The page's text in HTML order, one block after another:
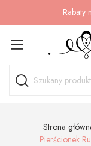
Rabaty
Strona
Pierścionek